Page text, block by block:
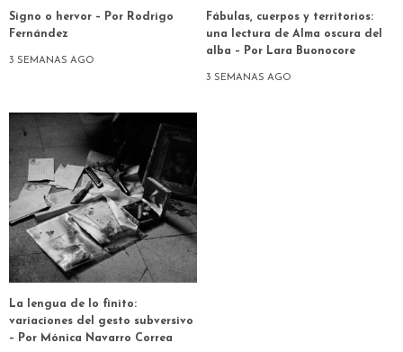
Signo o hervor – Por Rodrigo
Fernández
3 SEMANAS AGO
Fábulas, cuerpos y territorios:
una lectura de Alma oscura del
alba – Por Lara Buonocore
3 SEMANAS AGO
La lengua de lo finito:
variaciones del gesto subversivo
– Por Mónica Navarro Correa